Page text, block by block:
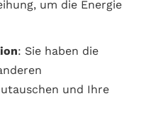
um die Energie
: Sie haben die
und Ihre